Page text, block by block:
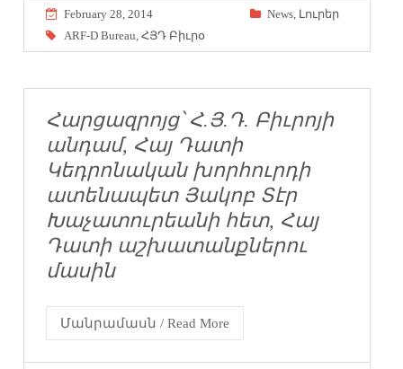
February 28, 2014 News, Լուրեր
ARF-D Bureau,ՀՅԴ Բիւրօ
Հարցազրոյց՝ Հ.Յ.Դ. Բիւրոյի
անդամ, Հայ Դատի
Կեդրոնական խորհուրդի
ատենապետ Յակոբ Տէր
Խաչատուրեանի հետ, Հայ
Դատի աշխատանքներու
մասին
Մանրամասն / Read More